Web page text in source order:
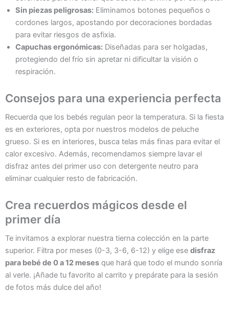
Sin piezas peligrosas: Eliminamos botones pequeños o
cordones largos, apostando por decoraciones bordadas
para evitar riesgos de asfixia.
Capuchas ergonómicas: Diseñadas para ser holgadas,
protegiendo del frío sin apretar ni dificultar la visión o
respiración.
Consejos para una experiencia perfecta
Recuerda que los bebés regulan peor la temperatura. Si la fiesta
es en exteriores, opta por nuestros modelos de peluche
grueso. Si es en interiores, busca telas más finas para evitar el
calor excesivo. Además, recomendamos siempre lavar el
disfraz antes del primer uso con detergente neutro para
eliminar cualquier resto de fabricación.
Crea recuerdos mágicos desde el
primer día
Te invitamos a explorar nuestra tierna colección en la parte
superior. Filtra por meses (0-3, 3-6, 6-12) y elige ese disfraz
para bebé de 0 a 12 meses que hará que todo el mundo sonría
al verle. ¡Añade tu favorito al carrito y prepárate para la sesión
de fotos más dulce del año!